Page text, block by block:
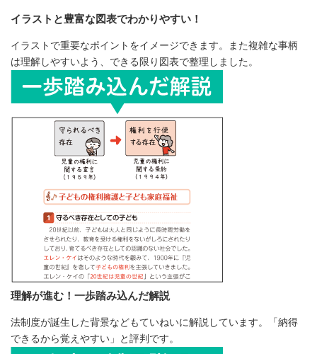
イラストと豊富な図表でわかりやすい！
イラストで重要なポイントをイメージできます。また複雑な事柄
は理解しやすいよう、できる限り図表で整理しました。
理解が進む！一歩踏み込んだ解説
法制度が誕生した背景などもていねいに解説しています。「納得
できるから覚えやすい」と評判です。